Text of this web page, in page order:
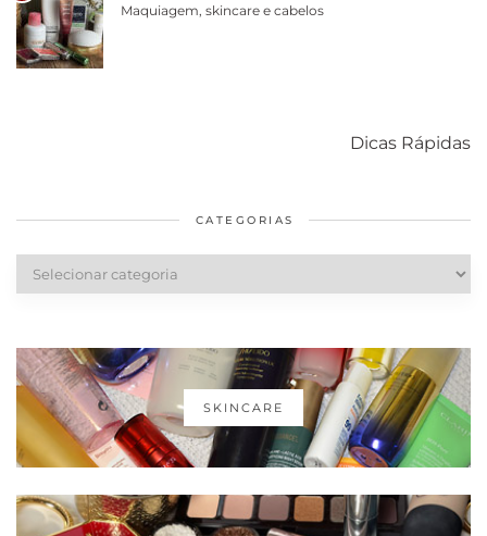
Maquiagem, skincare e cabelos
Dicas Rápidas
diários
cabelos
CATEGORIAS
SKINCARE